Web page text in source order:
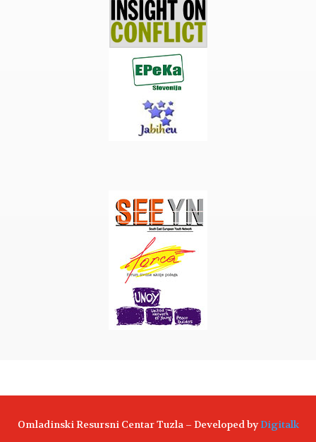
Omladinski Resursni Centar Tuzla – Developed byDigitalk